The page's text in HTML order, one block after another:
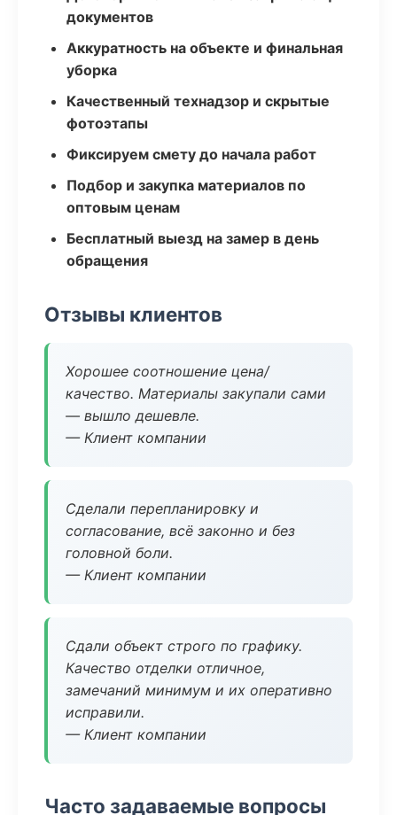
документов
Аккуратность на объекте и финальная
уборка
Качественный технадзор и скрытые
фотоэтапы
Фиксируем смету до начала работ
Подбор и закупка материалов по
оптовым ценам
Бесплатный выезд на замер в день
обращения
Отзывы клиентов
Хорошее соотношение цена/
качество. Материалы закупали сами
— вышло дешевле.
— Клиент компании
Сделали перепланировку и
согласование, всё законно и без
головной боли.
— Клиент компании
Сдали объект строго по графику.
Качество отделки отличное,
замечаний минимум и их оперативно
исправили.
— Клиент компании
Часто задаваемые вопросы